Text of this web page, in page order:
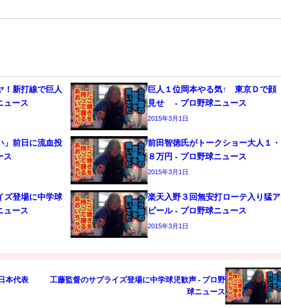
！新打線で巨人
ュース
巨人１位岡本やる気↑ 東京Ｄで顔
見せ - プロ野球ニュース
2015年3月1日
」前日に流血投
ス
前田智徳氏がトークショー大人１・
８万円 - プロ野球ニュース
2015年3月1日
ズ登場に中学球
ュース
楽天入野３回無安打ローテ入り猛ア
ピール - プロ野球ニュース
2015年3月1日
本代表
工藤監督のサプライズ登場に中学球児歓声 - プロ野
球ニュース